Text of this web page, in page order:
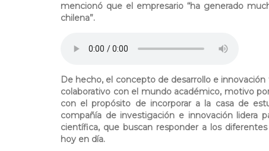
mencionó que el empresario “ha generado
chilena”.
De hecho, el concepto de desarrollo e
colaborativo con el mundo académico, motivo
con el propósito de incorporar a la casa de
compañía de investigación e innovación lidera
científica, que buscan responder a los
hoy en día.